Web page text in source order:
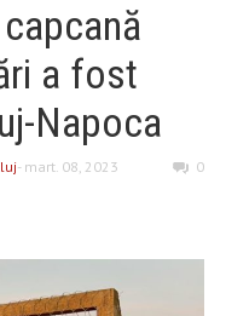
a fost
Napoca
- mart. 08, 2023
0